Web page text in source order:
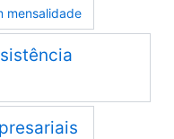
mensalidade